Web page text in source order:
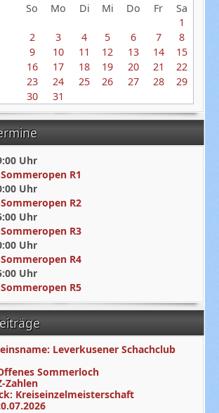
So
Mo Di Mi Do Fr
Sa
1
2
3 4 5 6 7
8
9
10 11 12 13 14
15
16
17 18 19 20 21
22
23
24 25 26 27 28
29
30
31
Uhr
R1
Uhr
R2
Uhr
R3
Uhr
R4
Uhr
R5
Leverkusener Schachclub
Sommerloch
Zahlen
Kreiseinzelmeisterschaft